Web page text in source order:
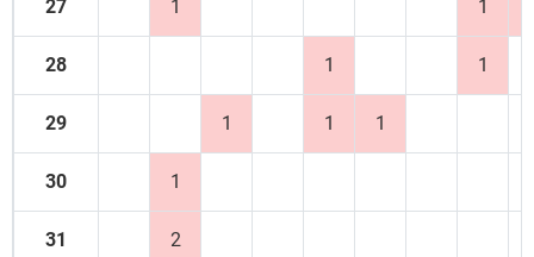
27 1 1
28 1 1
29 1 1 1
30 1
31 2